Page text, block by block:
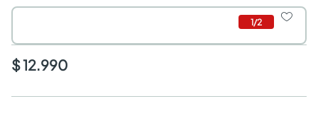
1/2
$ 12.990
comedores